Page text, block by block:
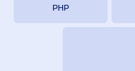
PHP